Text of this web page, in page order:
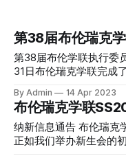
第38届布伦瑞克
第38届布伦学联执行委员会 TUBS 公平 公正 公开
31日布伦瑞克学联完成
主席：刘兴杨 段书威 秘书处长：杨雪莹 外联部部长：蔡竞洁
外联部副部长：王子贤 文体部部长：范凯琪 文体部副部长：
唐浡瑞 宣传部部长：张诗蕊 宣传部副部长：刘勇越 欢迎各位
同学监督，提出意见和建议！ 主席 于晨 很荣幸
By Admin 14 Apr 2023
布伦瑞克学联
纳新信息通告 布伦瑞克学联 很高兴在新生会上和大家相识，
正如我们举办新生会的